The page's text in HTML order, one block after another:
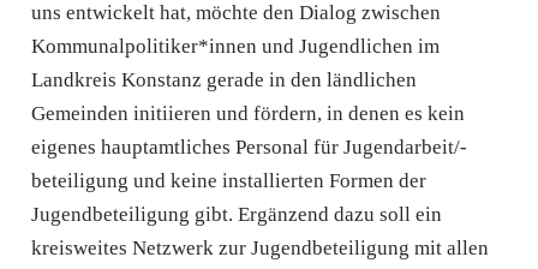
uns entwickelt hat, möchte den Dialog zwischen
Kommunalpolitiker*innen und Jugendlichen im
Landkreis Konstanz gerade in den ländlichen
Gemeinden initiieren und fördern, in denen es kein
eigenes hauptamtliches Personal für Jugendarbeit/-
beteiligung und keine installierten Formen der
Jugendbeteiligung gibt. Ergänzend dazu soll ein
kreisweites Netzwerk zur Jugendbeteiligung mit allen